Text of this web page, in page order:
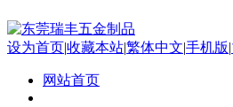
设为首页|收藏本站|繁体中文|手机版|
网站首页